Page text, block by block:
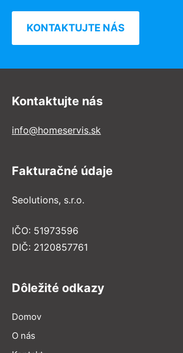
KONTAKTUJTE NÁS
Kontaktujte nás
info@homeservis.sk
Fakturačné údaje
Seolutions, s.r.o.
IČO: 51973596
DIČ: 2120857761
Dôležité odkazy
Domov
O nás